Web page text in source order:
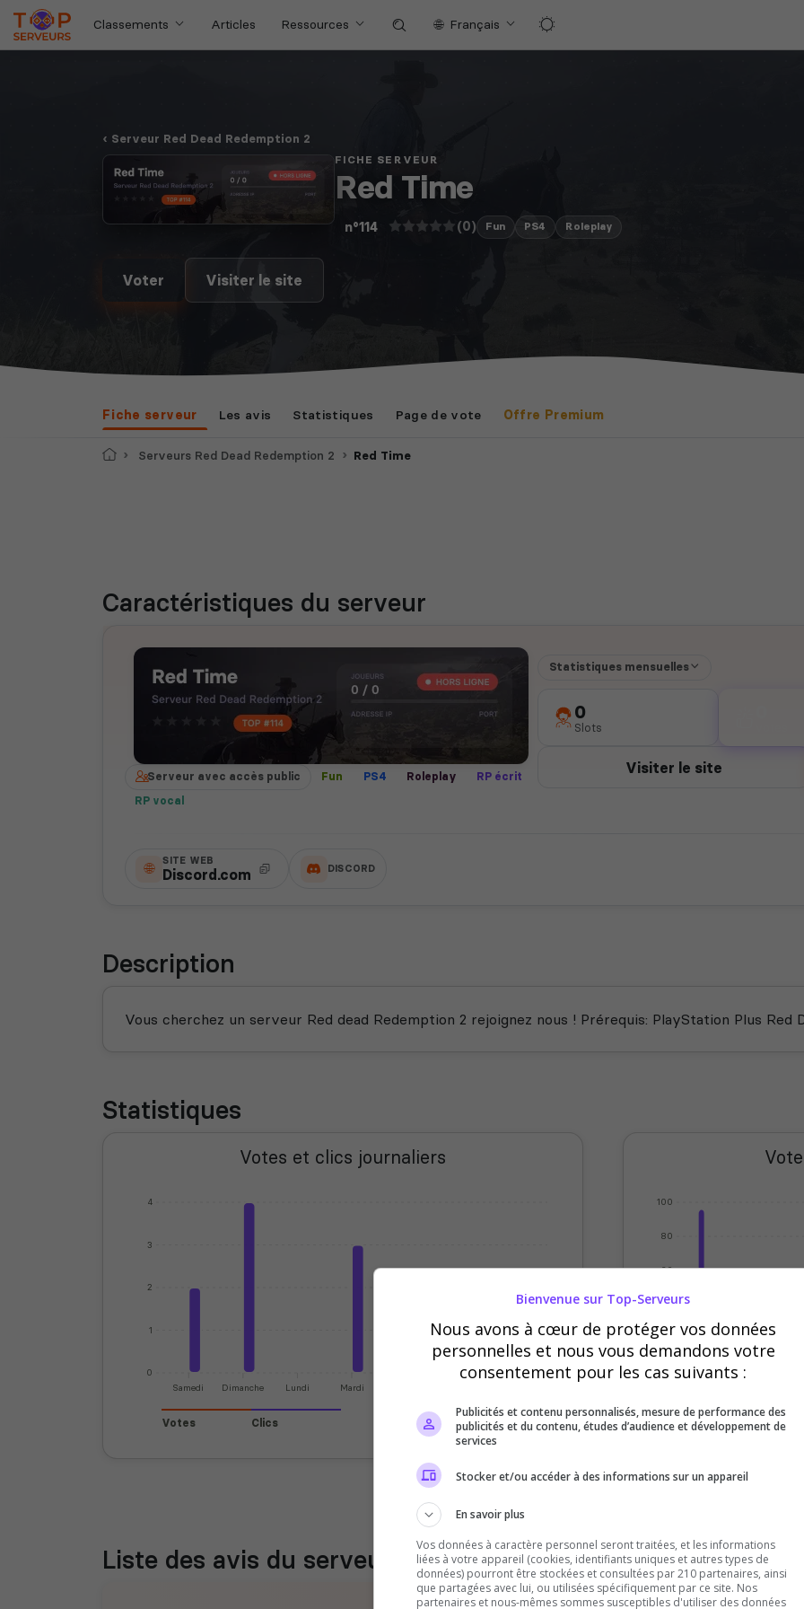
Classements Articles Ressources Français
Serveur Red Dead Redemption 2
FICHE SERVEUR
Red Time
n°114 (0) Fun PS4 Roleplay
Voter Visiter le site
Fiche serveur Les avis Statistiques Page de vote Offre Premium
AccueilServeurs Red Dead Redemption 2 Red Time
Caractéristiques du serveur
Serveur avec accès public Fun PS4 Roleplay
RP écrit
RP vocal
Statistiques mensuelles
0
Slots
Visiter le site
SITE WEB
Discord.com DISCORD
Description
Vous cherchez un serveur Red dead Redemption 2 rejoignez nous ! Prérequis: PlayStation Plus Red
Statistiques
Votes et clics journaliers
0
1
2
3
4
Samedi Dimanche Lundi Mardi
Votes Clics
0
20
40
60
80
100
Votes Clics
Liste des avis du serveur
Bienvenue sur Top-Serveurs
Nous avons à cœur de protéger vos données
personnelles et nous vous demandons votre
consentement pour les cas suivants :
Publicités et contenu personnalisés, mesure de performance des
publicités et du contenu, études d’audience et développement de
services
Stocker et/ou accéder à des informations sur un appareil
En savoir plus
Vos données à caractère personnel seront traitées, et les informations
liées à votre appareil (cookies, identifiants uniques et autres types de
données) pourront être stockées et consultées par 210 partenaires, ainsi
que partagées avec lui, ou utilisées spécifiquement par ce site. Nos
partenaires et nous-mêmes sommes susceptibles d'utiliser des données